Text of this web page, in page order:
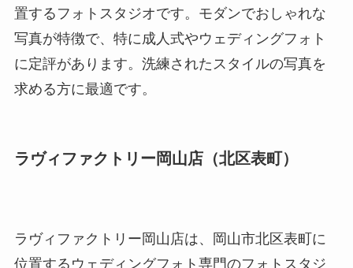
置するフォトスタジオです。モダンでおしゃれな
写真が特徴で、特に成人式やウェディングフォト
に定評があります。洗練されたスタイルの写真を
求める方に最適です。
ラヴィファクトリー岡山店（北区表町）
ラヴィファクトリー岡山店は、岡山市北区表町に
位置するウェディングフォト専門のフォトスタジ